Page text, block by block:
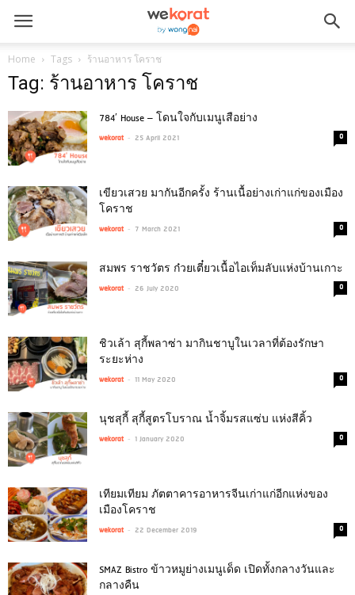
Home Tags ร้านอาหาร โคราช
Tag: ร้านอาหาร โคราช
784′ House – โดนใจกับเมนูเสือย่าง
wekorat - 25 April 2021 0
เขียวเสวย มากันอีกครั้ง ร้านเนื้อย่างเก่าแก่ของเมือง
โคราช
wekorat - 7 March 2021 0
สมพร ราชวัตร ก๋วยเตี๋ยวเนื้อไอเท็มลับแห่งบ้านเกาะ
wekorat - 26 July 2020 0
ชิวเล้า สุกี้พลาซ่า มากินชาบูในเวลาที่ต้องรักษา
ระยะห่าง
wekorat - 11 May 2020 0
นุชสุกี้ สุกี้สูตรโบราณ น้ำจิ้มรสแซ่บ แห่งสีคิ้ว
wekorat - 1 January 2020 0
เทียมเทียม ภัตตาคารอาหารจีนเก่าแก่อีกแห่งของ
เมืองโคราช
wekorat - 22 December 2019 0
SMAZ Bistro ข้าวหมูย่างเมนูเด็ด เปิดทั้งกลางวันและ
กลางคืน